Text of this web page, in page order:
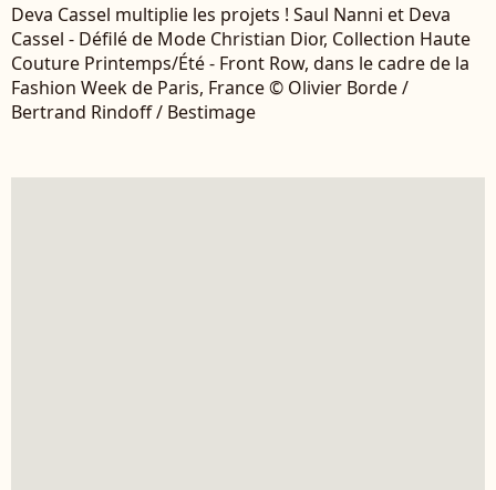
Deva Cassel multiplie les projets ! Saul Nanni et Deva
Cassel - Défilé de Mode Christian Dior, Collection Haute
Couture Printemps/Été - Front Row, dans le cadre de la
Fashion Week de Paris, France © Olivier Borde /
Bertrand Rindoff / Bestimage